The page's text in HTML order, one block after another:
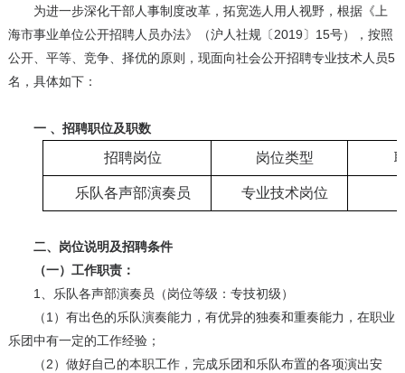
为进一步深化干部人事制度改革，拓宽选人用人视野，根据《上
海市事业单位公开招聘人员办法》（沪人社规〔2019〕15号），按照
公开、平等、竞争、择优的原则，现面向社会公开招聘专业技术人员5
名，具体如下：
一 、招聘职位及职数
招聘岗位 岗位类型
乐队各声部演奏员 专业技术岗位
二、岗位说明及招聘条件
（一）工作职责：
1、乐队各声部演奏员（岗位等级：专技初级）
（1）有出色的乐队演奏能力，有优异的独奏和重奏能力，在职业
乐团中有一定的工作经验；
（2）做好自己的本职工作，完成乐团和乐队布置的各项演出安